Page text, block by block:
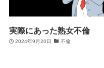
実際にあった熟女不倫
2024年9月20日 不倫